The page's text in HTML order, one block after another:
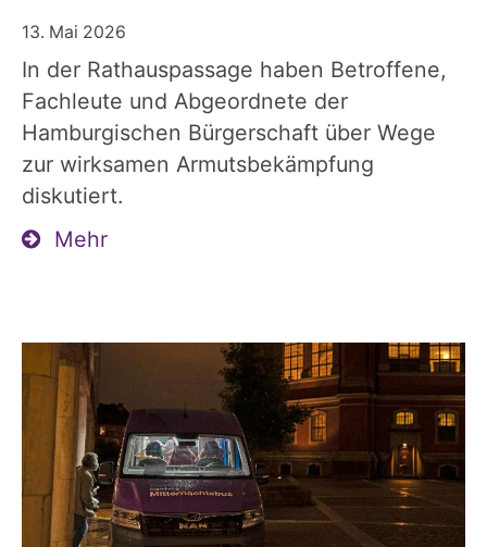
13. Mai 2026
In der Rathauspassage haben Betroffene,
Fachleute und Abgeordnete der
Hamburgischen Bürgerschaft über Wege
zur wirksamen Armutsbekämpfung
diskutiert.
Mehr